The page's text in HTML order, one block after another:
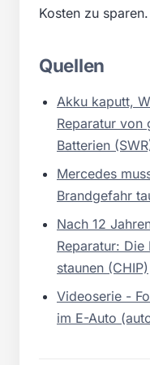
Kosten zu sparen.
Quellen
Akku kaputt,
Reparatur von
Batterien
Mercedes
Brandgefahr
Nach 12
Reparatur: Die
staunen (CHIP)
Videoserie -
im E-Auto